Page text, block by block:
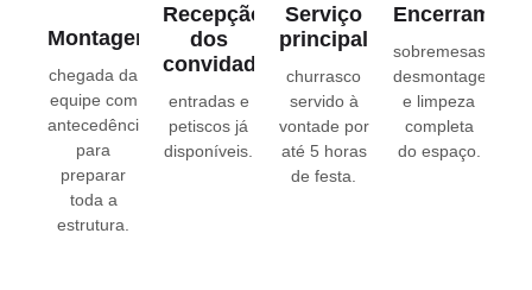
Montagem
chegada da
equipe com
antecedência
para
preparar
toda a
estrutura.
Recepção
dos
convidados
entradas e
petiscos já
disponíveis.
Serviço
principal
churrasco
servido à
vontade por
até 5 horas
de festa.
sobremesas,
desmontagem
e limpeza
completa
do espaço.